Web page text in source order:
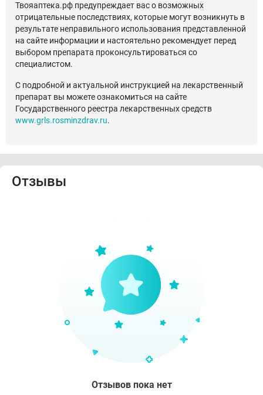
Твояаптека.рф предупреждает вас о возможных
отрицательные последствиях, которые могут возникнуть в
результате неправильного использования представленной
на сайте информации и настоятельно рекомендует перед
выбором препарата проконсультироваться со
специалистом.
С подробной и актуальной инструкцией на лекарственный
препарат вы можете ознакомиться на сайте
Государственного реестра лекарственных средств
www.grls.rosminzdrav.ru.
Отзывы
Отзывов пока нет